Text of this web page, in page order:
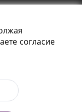
согласие